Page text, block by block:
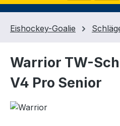
Eishockey-Goalie
Warrior TW-
V4 Pro Senior